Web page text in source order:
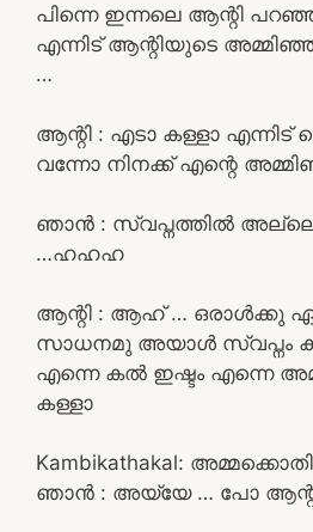
പിന്നെ ഇന്നലെ ആന്റി
എന്നിട് ആന്റിയുടെ
…
ആന്റി : എടാ കള്ളാ എന്നിട്
വന്നോ നിനക്ക് എന്റെ
ഞാൻ : സ്വപ്നത്തിൽ അല്ലെ
…ഹഹഹ
ആന്റി : ആഹ് … ഒരാൾക്കു
സാധനമു അയാൾ സ്വപ്നം
എന്നെ കൽ ഇഷ്ടം എന്നെ
കള്ളാ
Kambikathakal:
ഞാൻ : അയ്യേ … പോ